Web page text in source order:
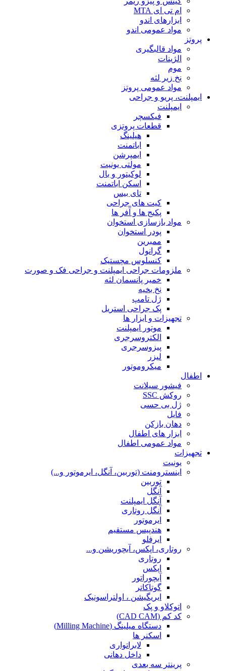
ام تی ای MTA
ابزارهای اندو
مواد عمومی اندو
پروتز
مواد قالبگیری
الژینات
موم
نخ زیر لثه
مواد عمومی پروتز
ایمپلنت، پریو و جراحی
ایمپلنت
فیکسچر
قطعات پروتزی
هیلینگ
اباتمنت
ایمپرشن
مولتی یونیت
لوکیتور و بال
اسکن اباتمنت
تای بیس
کیت های جراحی
پکیج ها و آفر ها
مواد بازسازی استخوان
پودر استخوان
ممبرین
گرانول
کنسلوس مچستیک
ملزومات جراحی ایمپلنت و جراحی فک و صورت
خمیر پانسمان لثه
نخ بخیه
ژل تامپ
پک جراحی استریل
تجهیزات و ابزار ها
موتور ایمپلنت
الکتروسرجری
پیزوسرجری
لیزر
میکروموتور
اطفال
فیشور سیلانت
روکش SSC
ژل بی حسی
فایل
دهان بازکن
ابزار های اطفال
مواد عمومی اطفال
تجهیزات
یونیت
اینسترومنت (توربین، آنگل، ایرموتور و...)
توربین
آنگل
آنگل ایمپلنت
آنگل روتاری
ایرموتور
هندپیس مستقیم
ایرفلو
روتاری، اپکس، آبچوریشن و...
روتاری
اپکس
آبچوراتور
گوتاکاتر
ایریگیشن ، اولتراسونیک
اتوکلاو و پک
کد کم (CAD CAM)
دستگاه میلینگ (Milling Machine)
اسکنر ها
لابراتواری
داخل دهانی
پرینتر سه بعدی